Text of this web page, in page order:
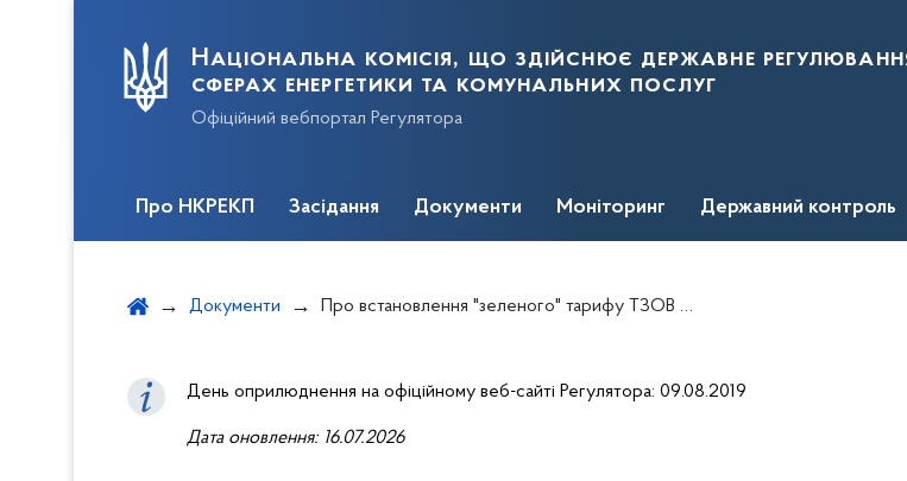
Національна комісія, що здійснює державне
сферах енергетики та комунальних послуг
Офіційний вебпортал Регулятора
Про НКРЕКП Засідання Документи Моніторинг Державний контроль
Документи Про встановлення "зеленого" тарифу ТЗОВ "ТЕРНОВИЦЯ СОЛАР
День оприлюднення на офіційному веб-сайті Регулятора: 09.08.2019
Дата оновлення: 16.07.2026